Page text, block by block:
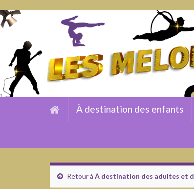
À destination des enfants
Retour à À destination des adultes et